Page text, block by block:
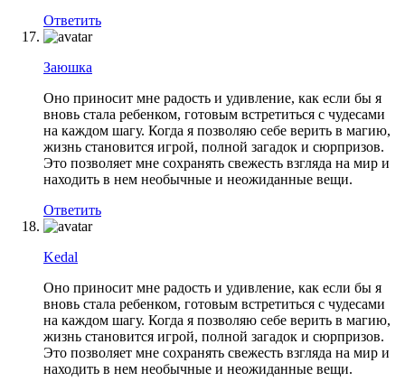
Ответить
Заюшка
Оно приносит мне радость и удивление, как если бы я
вновь стала ребенком, готовым встретиться с чудесами
на каждом шагу. Когда я позволяю себе верить в магию,
жизнь становится игрой, полной загадок и сюрпризов.
Это позволяет мне сохранять свежесть взгляда на мир и
находить в нем необычные и неожиданные вещи.
Ответить
Kedal
Оно приносит мне радость и удивление, как если бы я
вновь стала ребенком, готовым встретиться с чудесами
на каждом шагу. Когда я позволяю себе верить в магию,
жизнь становится игрой, полной загадок и сюрпризов.
Это позволяет мне сохранять свежесть взгляда на мир и
находить в нем необычные и неожиданные вещи.